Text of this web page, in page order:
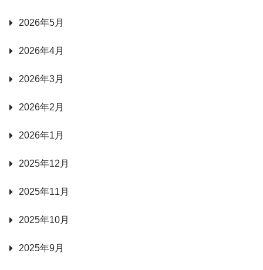
2026年5月
2026年4月
2026年3月
2026年2月
2026年1月
2025年12月
2025年11月
2025年10月
2025年9月